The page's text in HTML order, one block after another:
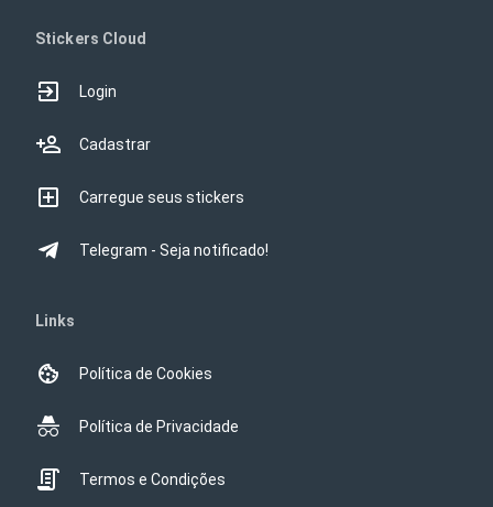
Stickers Cloud
Login
Cadastrar
Carregue seus stickers
Telegram - Seja notificado!
Links
Política de Cookies
Política de Privacidade
Termos e Condições